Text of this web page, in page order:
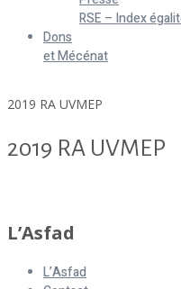
RSE – Index
Dons
et Mécénat
2019 RA UVMEP
2019 RA UVMEP
L’Asfad
L’Asfad